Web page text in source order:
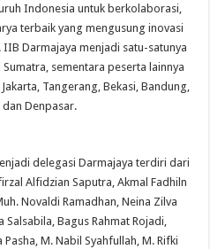
Indonesia untuk berkolaborasi,
terbaik yang mengusung inovasi
Darmajaya menjadi satu-satunya
sementara peserta lainnya
Tangerang, Bekasi, Bandung,
dan Denpasar.
delegasi Darmajaya terdiri dari
Alfidzian Saputra, Akmal Fadhiln
Novaldi Ramadhan, Neina Zilva
Salsabila, Bagus Rahmat Rojadi,
M. Nabil Syahfullah, M. Rifki